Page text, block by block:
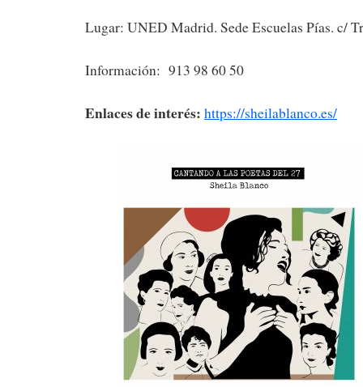
Lugar: UNED Madrid. Sede Escuelas Pías. c/
Información: 913 98 60 50
Enlaces de interés: https://sheilablanco.es/